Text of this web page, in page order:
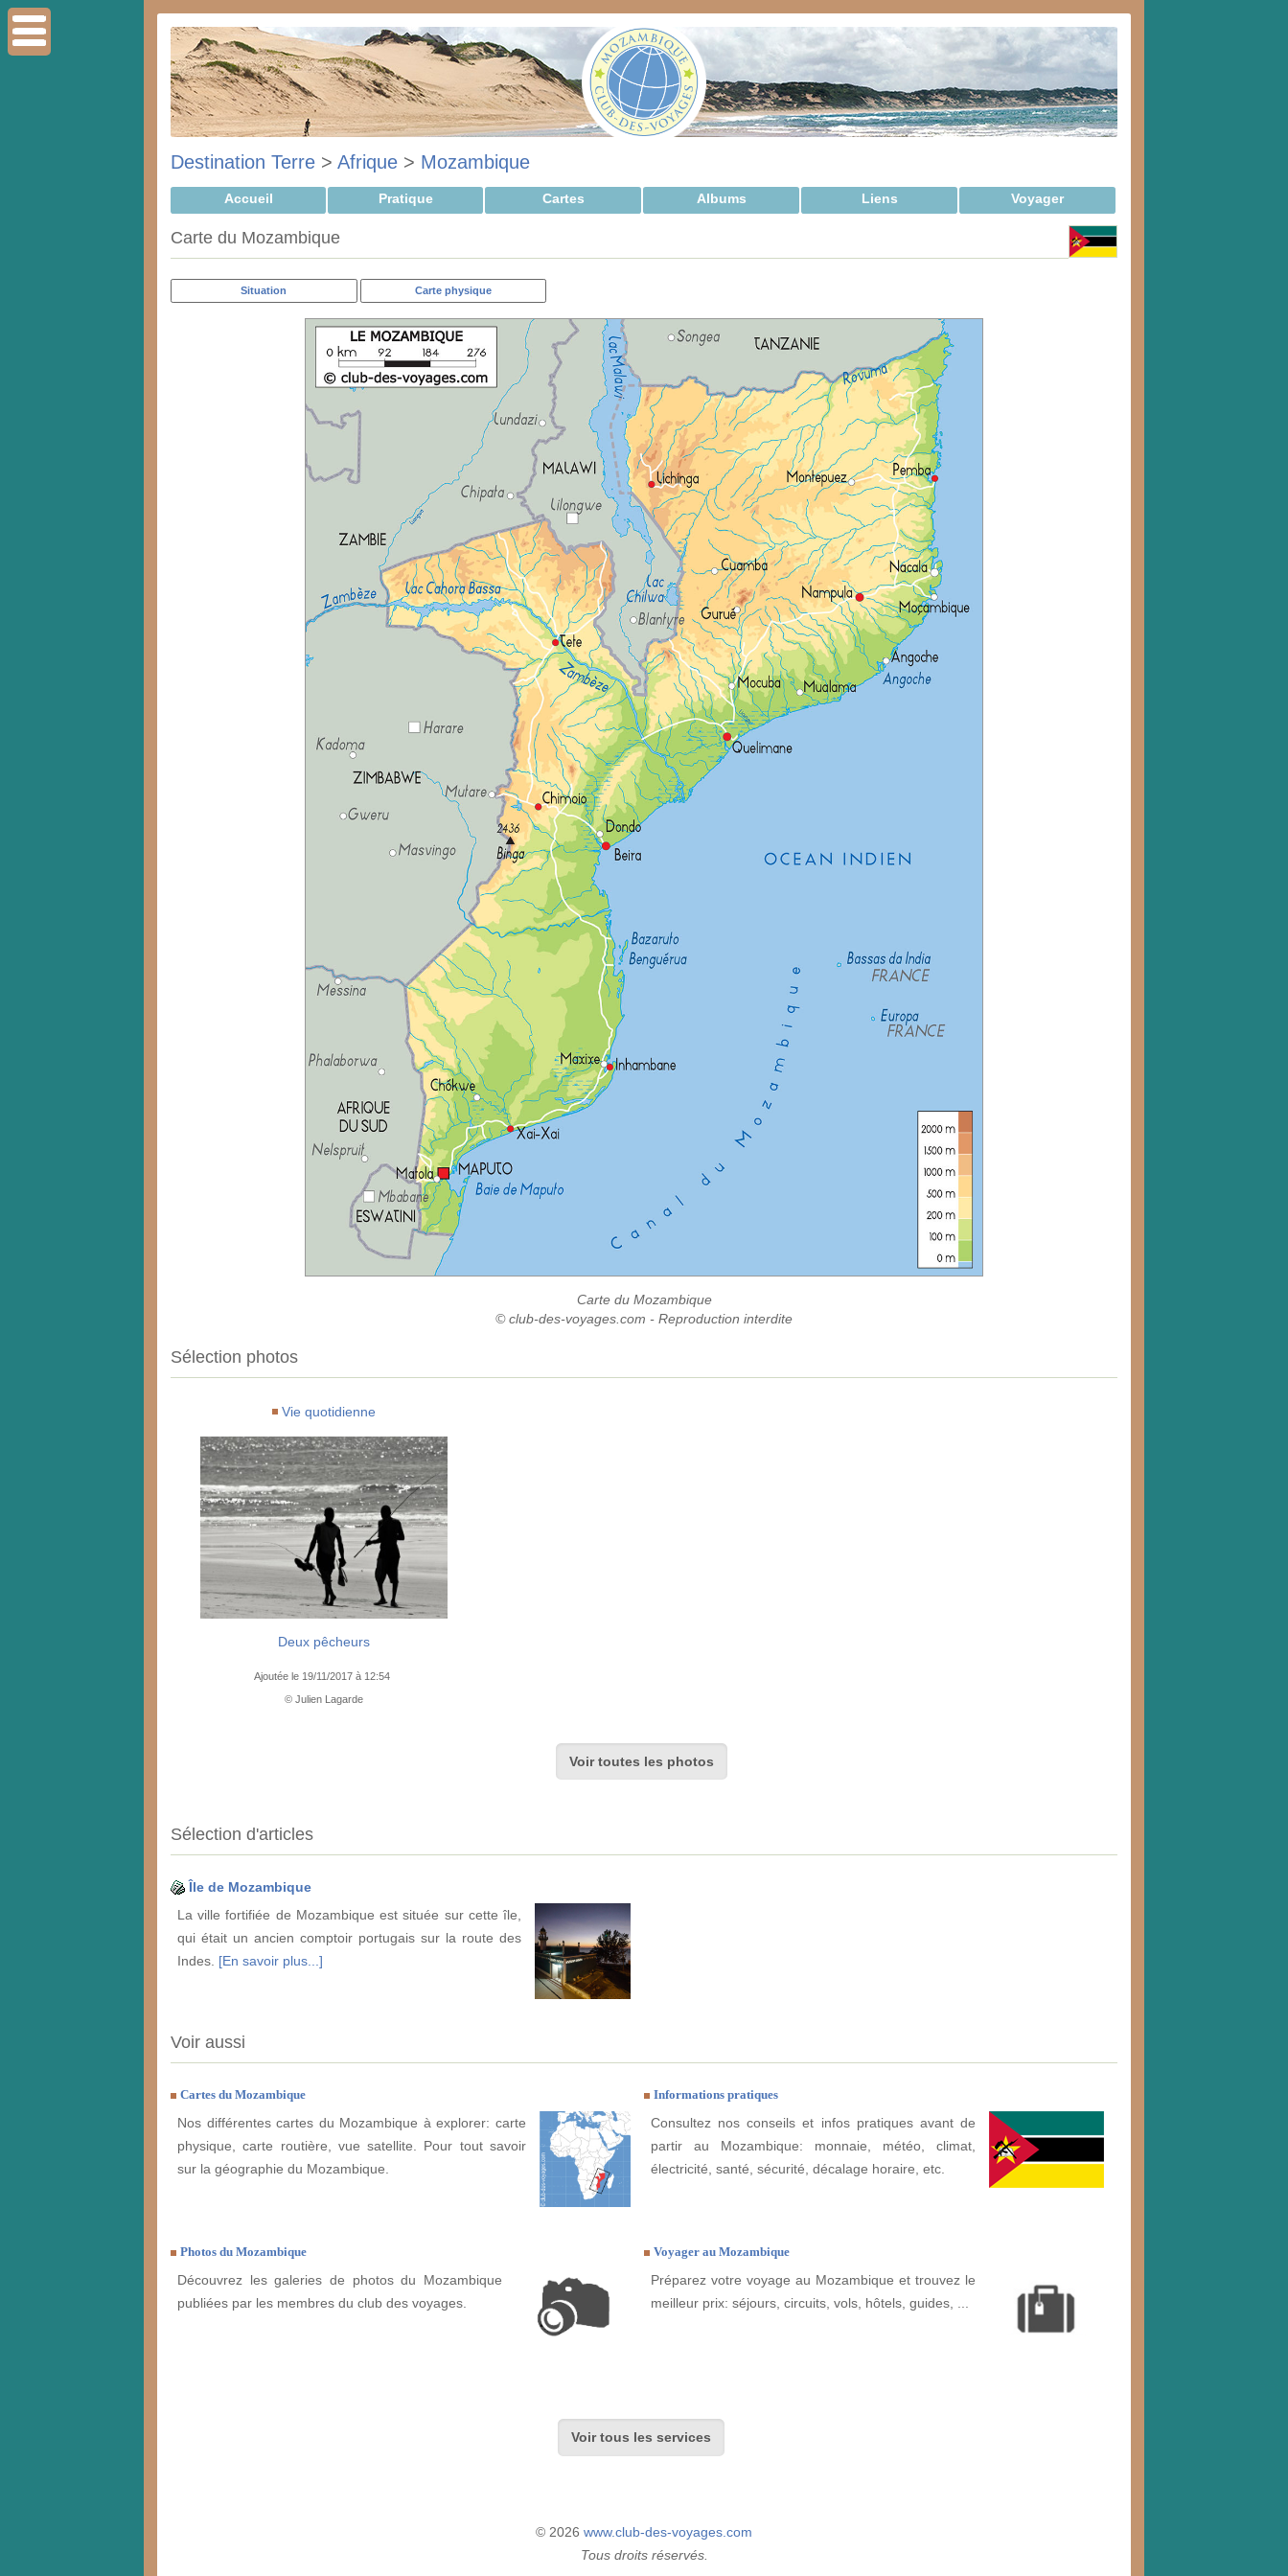
Destination Terre > Afrique > Mozambique
Accueil Pratique Cartes Albums Liens Voyager
Carte du Mozambique
Situation Carte physique
Carte du Mozambique
© club-des-voyages.com - Reproduction interdite
Sélection photos
Vie quotidienne
Deux pêcheurs
Ajoutée le 19/11/2017 à 12:54
© Julien Lagarde
Voir toutes les photos
Sélection d'articles
Île de Mozambique
La ville fortifiée de Mozambique est située sur cette île,
qui était un ancien comptoir portugais sur la route des
Indes. [En savoir plus...]
Voir aussi
Cartes du Mozambique
Nos différentes cartes du Mozambique à explorer: carte
physique, carte routière, vue satellite. Pour tout savoir
sur la géographie du Mozambique.
Informations pratiques
Consultez nos conseils et infos pratiques avant de
partir au Mozambique: monnaie, météo, climat,
électricité, santé, sécurité, décalage horaire, etc.
Photos du Mozambique
Découvrez les galeries de photos du Mozambique
publiées par les membres du club des voyages.
Voyager au Mozambique
Préparez votre voyage au Mozambique et trouvez le
meilleur prix: séjours, circuits, vols, hôtels, guides, ...
Voir tous les services
© 2026 www.club-des-voyages.com
Tous droits réservés.